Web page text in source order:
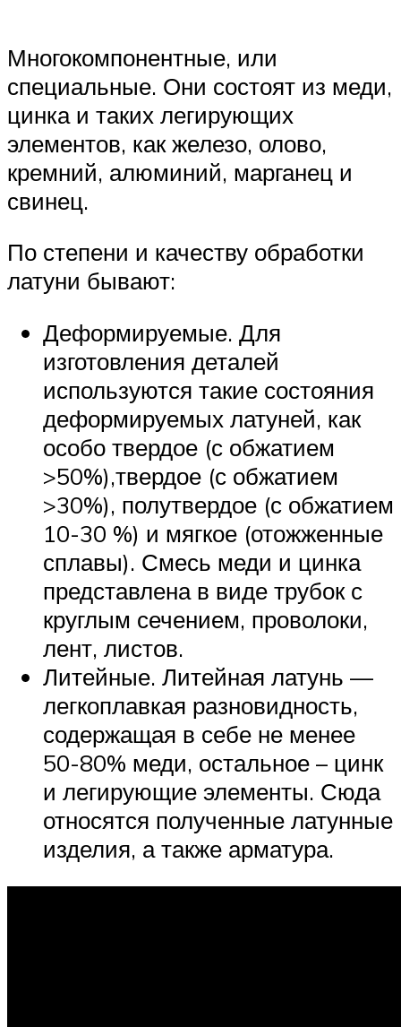
Многокомпонентные, или
специальные. Они состоят из меди,
цинка и таких легирующих
элементов, как железо, олово,
кремний, алюминий, марганец и
свинец.
По степени и качеству обработки
латуни бывают:
Деформируемые. Для
изготовления деталей
используются такие состояния
деформируемых латуней, как
особо твердое (с обжатием
>50%),твердое (с обжатием
>30%), полутвердое (с обжатием
10-30 %) и мягкое (отожженные
сплавы). Смесь меди и цинка
представлена в виде трубок с
круглым сечением, проволоки,
лент, листов.
Литейные. Литейная латунь —
легкоплавкая разновидность,
содержащая в себе не менее
50-80% меди, остальное – цинк
и легирующие элементы. Сюда
относятся полученные латунные
изделия, а также арматура.